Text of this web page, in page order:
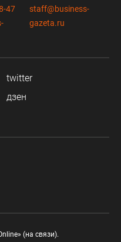
47
staff@business-
gazeta.ru
twitter
дзен
(на связи).